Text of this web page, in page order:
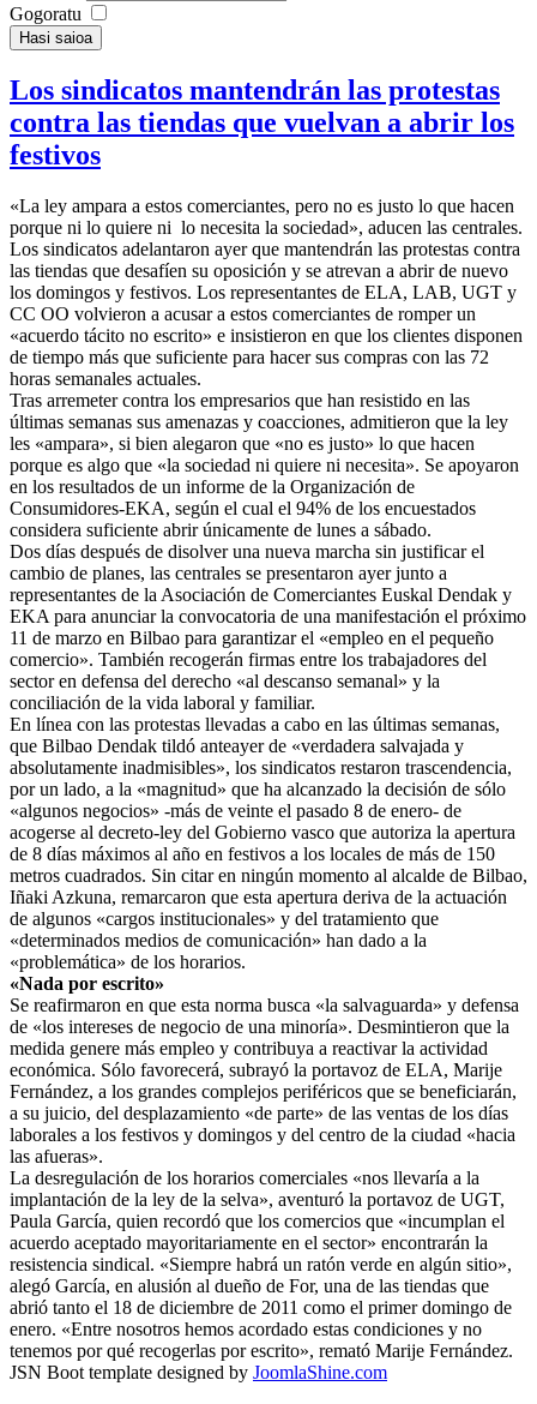
Gogoratu
Hasi saioa
Los sindicatos mantendrán las protestas
contra las tiendas que vuelvan a abrir los
festivos
«La ley ampara a estos comerciantes, pero no es justo lo que hacen
porque ni lo quiere ni lo necesita la sociedad», aducen las centrales.
Los sindicatos adelantaron ayer que mantendrán las protestas contra
las tiendas que desafíen su oposición y se atrevan a abrir de nuevo
los domingos y festivos. Los representantes de ELA, LAB, UGT y
CC OO volvieron a acusar a estos comerciantes de romper un
«acuerdo tácito no escrito» e insistieron en que los clientes disponen
de tiempo más que suficiente para hacer sus compras con las 72
horas semanales actuales.
Tras arremeter contra los empresarios que han resistido en las
últimas semanas sus amenazas y coacciones, admitieron que la ley
les «ampara», si bien alegaron que «no es justo» lo que hacen
porque es algo que «la sociedad ni quiere ni necesita». Se apoyaron
en los resultados de un informe de la Organización de
Consumidores-EKA, según el cual el 94% de los encuestados
considera suficiente abrir únicamente de lunes a sábado.
Dos días después de disolver una nueva marcha sin justificar el
cambio de planes, las centrales se presentaron ayer junto a
representantes de la Asociación de Comerciantes Euskal Dendak y
EKA para anunciar la convocatoria de una manifestación el próximo
11 de marzo en Bilbao para garantizar el «empleo en el pequeño
comercio». También recogerán firmas entre los trabajadores del
sector en defensa del derecho «al descanso semanal» y la
conciliación de la vida laboral y familiar.
En línea con las protestas llevadas a cabo en las últimas semanas,
que Bilbao Dendak tildó anteayer de «verdadera salvajada y
absolutamente inadmisibles», los sindicatos restaron trascendencia,
por un lado, a la «magnitud» que ha alcanzado la decisión de sólo
«algunos negocios» -más de veinte el pasado 8 de enero- de
acogerse al decreto-ley del Gobierno vasco que autoriza la apertura
de 8 días máximos al año en festivos a los locales de más de 150
metros cuadrados. Sin citar en ningún momento al alcalde de Bilbao,
Iñaki Azkuna, remarcaron que esta apertura deriva de la actuación
de algunos «cargos institucionales» y del tratamiento que
«determinados medios de comunicación» han dado a la
«problemática» de los horarios.
«Nada por escrito»
Se reafirmaron en que esta norma busca «la salvaguarda» y defensa
de «los intereses de negocio de una minoría». Desmintieron que la
medida genere más empleo y contribuya a reactivar la actividad
económica. Sólo favorecerá, subrayó la portavoz de ELA, Marije
Fernández, a los grandes complejos periféricos que se beneficiarán,
a su juicio, del desplazamiento «de parte» de las ventas de los días
laborales a los festivos y domingos y del centro de la ciudad «hacia
las afueras».
La desregulación de los horarios comerciales «nos llevaría a la
implantación de la ley de la selva», aventuró la portavoz de UGT,
Paula García, quien recordó que los comercios que «incumplan el
acuerdo aceptado mayoritariamente en el sector» encontrarán la
resistencia sindical. «Siempre habrá un ratón verde en algún sitio»,
alegó García, en alusión al dueño de For, una de las tiendas que
abrió tanto el 18 de diciembre de 2011 como el primer domingo de
enero. «Entre nosotros hemos acordado estas condiciones y no
tenemos por qué recogerlas por escrito», remató Marije Fernández.
JSN Boot template designed by JoomlaShine.com